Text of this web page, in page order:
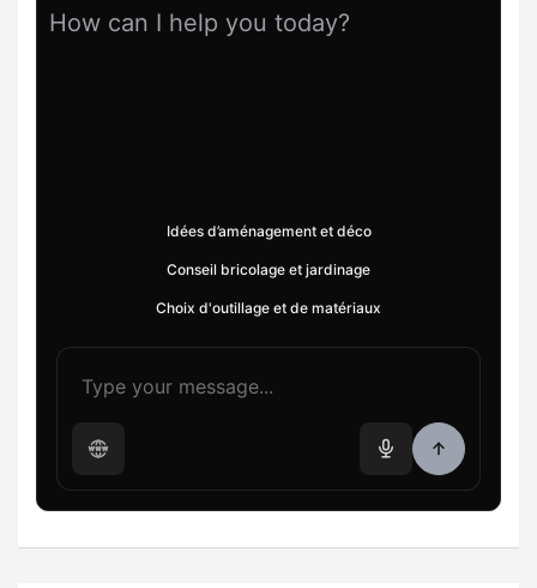
How can I help you today?
Idées d’aménagement et déco
Conseil bricolage et jardinage
Choix d'outillage et de matériaux